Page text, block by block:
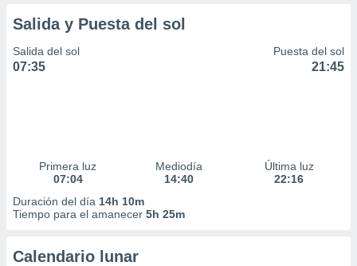
Salida y Puesta del sol
Salida del sol
07:35
Puesta del sol
21:45
Primera luz
07:04
Mediodía
14:40
Última luz
22:16
Duración del día 14h 10m
Tiempo para el amanecer 5h 25m
Calendario lunar